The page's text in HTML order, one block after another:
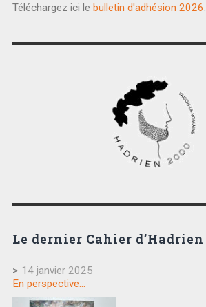
Téléchargez ici le bulletin d'adhésion 2026.
Le dernier Cahier
> 14 janvier 2025
En perspective…